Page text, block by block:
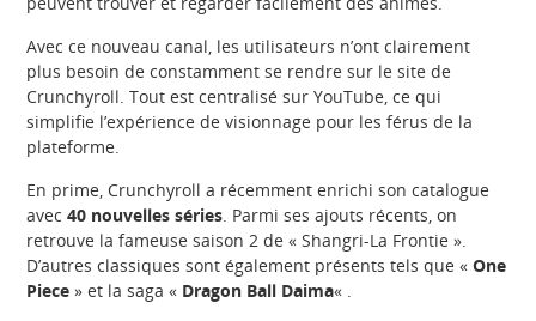
Avec ce nouveau canal, les utilisateurs n’ont clairement
plus besoin de constamment se rendre sur le site de
Crunchyroll. Tout est centralisé sur YouTube, ce qui
simplifie l’expérience de visionnage pour les férus de la
plateforme.
En prime, Crunchyroll a récemment enrichi son catalogue
avec40 nouvelles séries. Parmi ses ajouts récents, on
retrouve la fameuse saison 2 de « Shangri-La Frontie ».
D’autres classiques sont également présents tels que «One
Piece » et la saga « Dragon Ball Daima« .